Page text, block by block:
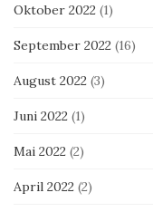
Oktober 2022 (1)
September 2022 (16)
August 2022 (3)
Juni 2022 (1)
Mai 2022 (2)
April 2022 (2)